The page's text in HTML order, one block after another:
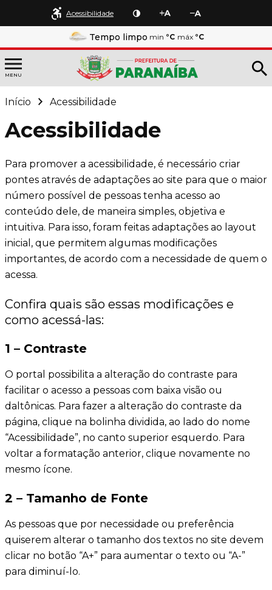
Acessibilidade
Tempo limpo min °C máx °C
MENU
Início Acessibilidade
Acessibilidade
Para promover a acessibilidade, é necessário criar
pontes através de adaptações ao site para que o maior
número possível de pessoas tenha acesso ao
conteúdo dele, de maneira simples, objetiva e
intuitiva. Para isso, foram feitas adaptações ao layout
inicial, que permitem algumas modificações
importantes, de acordo com a necessidade de quem o
acessa.
Confira quais são essas modificações e
como acessá-las:
1 – Contraste
O portal possibilita a alteração do contraste para
facilitar o acesso a pessoas com baixa visão ou
daltônicas. Para fazer a alteração do contraste da
página, clique na bolinha dividida, ao lado do nome
“Acessibilidade”, no canto superior esquerdo. Para
voltar a formatação anterior, clique novamente no
mesmo ícone.
2 – Tamanho de Fonte
As pessoas que por necessidade ou preferência
quiserem alterar o tamanho dos textos no site devem
clicar no botão “A+” para aumentar o texto ou “A-”
para diminuí-lo.